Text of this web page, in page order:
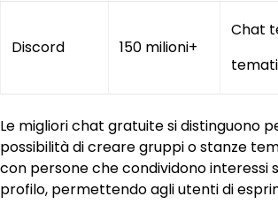
Discord 150 milioni+
Chat
Le migliori chat gratuite si distinguono
possibilità di creare gruppi o stanze
con persone che condividono
profilo, permettendo agli utenti di